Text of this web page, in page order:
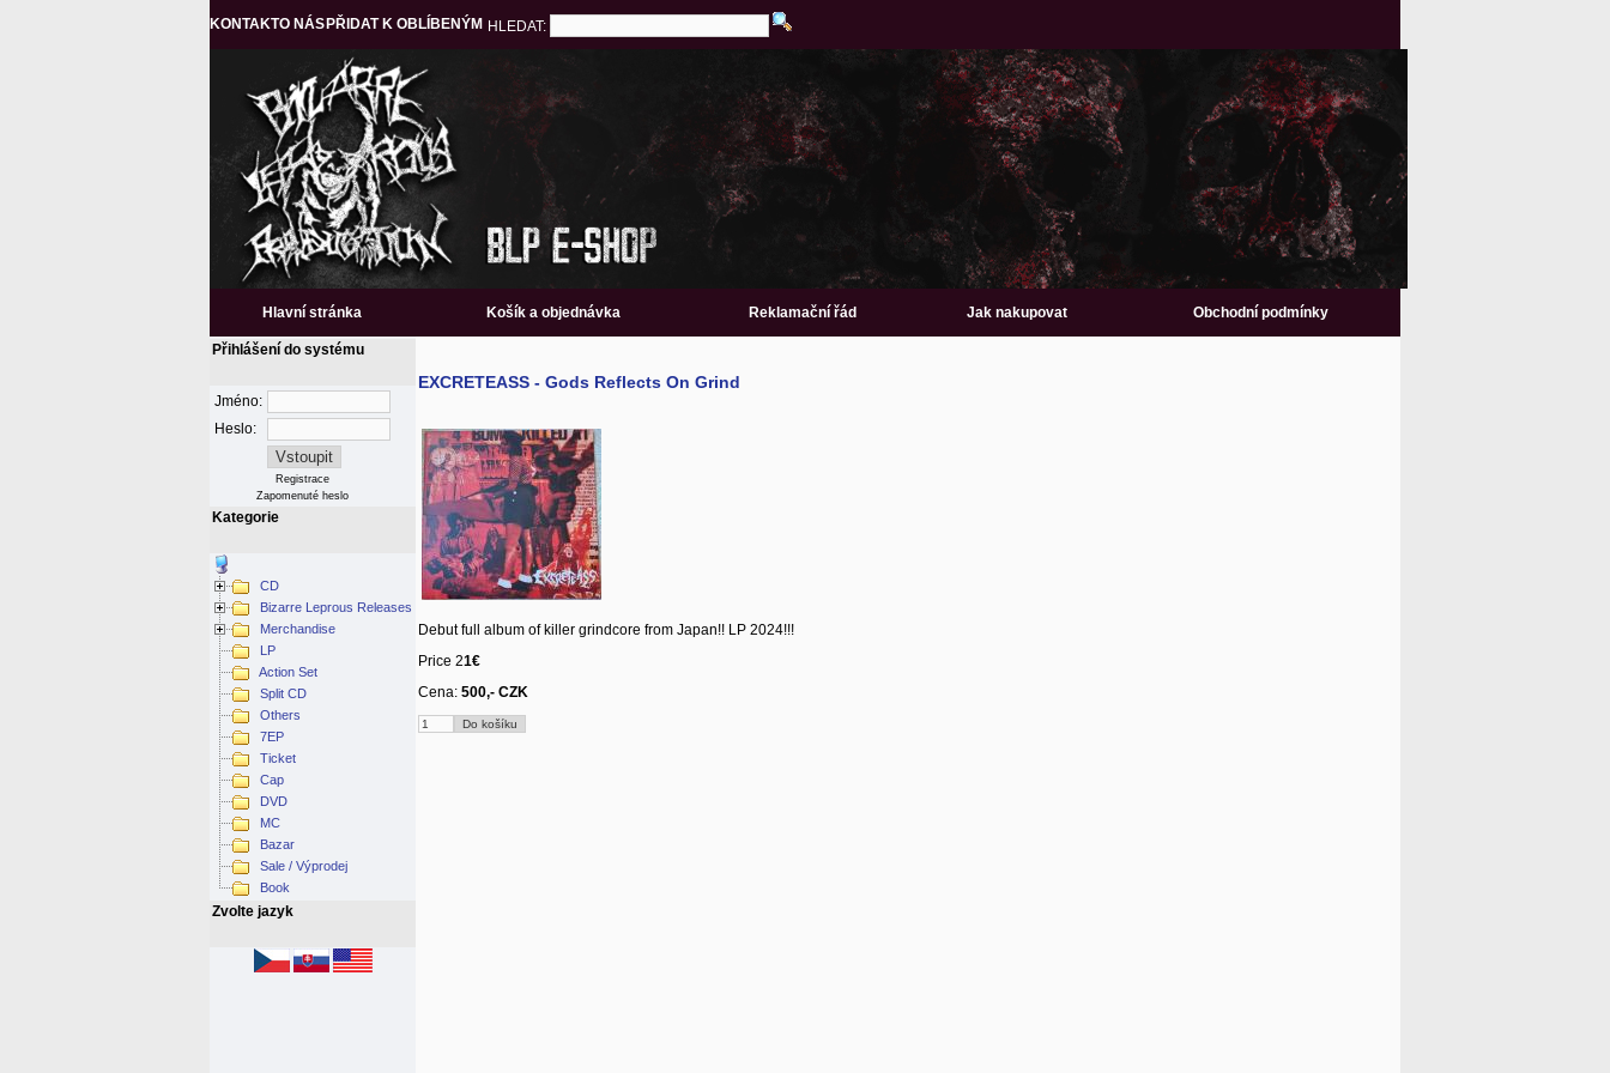
KONTAKTO NÁS PŘIDAT K OBLÍBENÝM HLEDAT:
Hlavní stránka Košík a objednávka Reklamační řád Jak nakupovat Obchodní podmínky
Přihlášení do systému
Jméno:
Heslo:
Registrace
Zapomenuté heslo
Kategorie
CD
Bizarre Leprous Releases
Merchandise
LP
Action Set
Split CD
Others
7EP
Ticket
Cap
DVD
MC
Bazar
Sale / Výprodej
Book
Zvolte jazyk
EXCRETEASS - Gods Reflects On Grind
Debut full album of killer grindcore from Japan!! LP 2024!!!
Price 21€
Cena: 500,- CZK